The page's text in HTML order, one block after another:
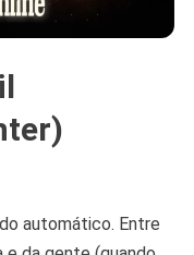
automático. Entre